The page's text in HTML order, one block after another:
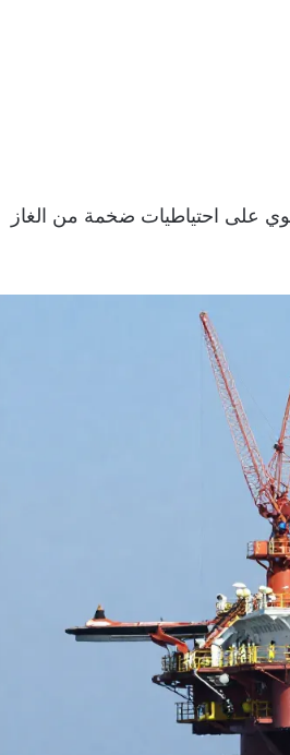
على احتياطيات ضخمة من الغاز